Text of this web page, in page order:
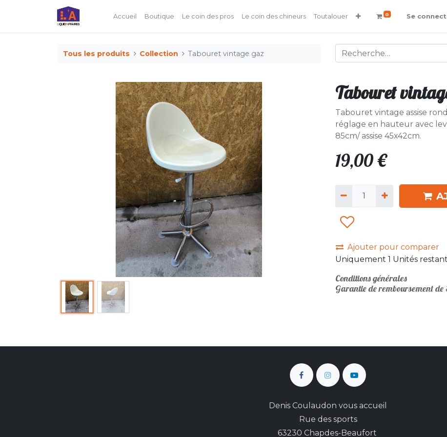
Accueil Boutique Le coin des pros Le coin des chineurs Toutalouer 0 Se
Tous les produits Collection Tabouret vintage gaz
Tabouret
Tabouret vintage assise
réglage en hauteur avec
85cm/ assise 45x42cm.
19,00€
Ajouter pour comparer
Uniquement 1 Unités
Conditions générales
Garantie de remboursement
Denis Coulaudon vous accueil
Rue des sports
63230 Chapdes-Beaufort